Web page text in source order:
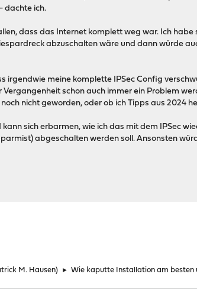
dachte ich.
dass das Internet komplett weg war. Ich habe
abzuschalten wäre und dann würde
irgendwie meine komplette IPSec Config
schon auch immer ein Problem
nicht geworden, oder ob ich Tipps aus 2024
sich erbarmen, wie ich das mit dem IPSec
abgeschalten werden soll. Ansonsten
M. Hausen) ► Wie kaputte Installation am besten